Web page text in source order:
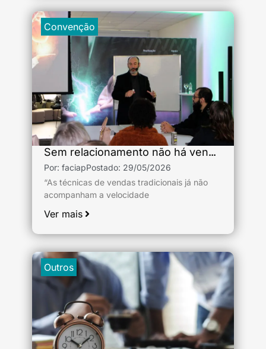
Convenção
Sem relacionamento não há venda sustentável
Por: faciapPostado: 29/05/2026
“As técnicas de vendas tradicionais já não
acompanham a velocidade
Ver mais
Outros